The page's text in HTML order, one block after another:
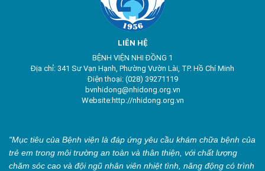
LIÊN HỆ
BỆNH VIỆN NHI ĐỒNG 1
Địa chỉ: 341 Sư Vạn Hạnh, Phường Vườn Lài, TP. Hồ Chí Minh
Điện thoại: (028) 39271119
bvnhidong@nhidong.org.vn
Website:http://nhidong.org.vn
"Mục tiêu của Bệnh viện là đáp ứng yêu cầu khám chữa bệnh của
trẻ em trong môi trường an toàn và thân thiện, với chất lượng
chăm sóc cao và đội ngũ nhân viên nhiệt tình, năng động có trình